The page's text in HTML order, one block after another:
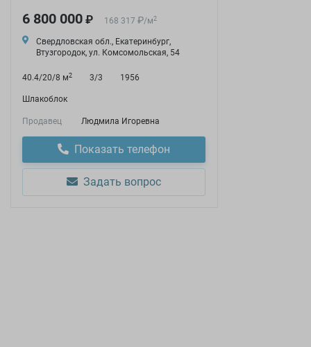
6 800 000 ₽ 168 317 ₽/м2
Свердловская обл., Екатеринбург,
Втузгородок, ул. Комсомольская, 54
40.4/20/8 м2 3/3 1956
Шлакоблок
Продавец Людмила Игоревна
Показать телефон
Задать вопрос